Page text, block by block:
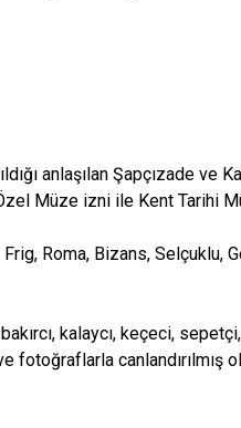
anlaşılan Şapçızade ve
Müze izni ile Kent Tarihi
Roma, Bizans, Selçuklu,
kalaycı, keçeci,
fotoğraflarla canlandırılmış